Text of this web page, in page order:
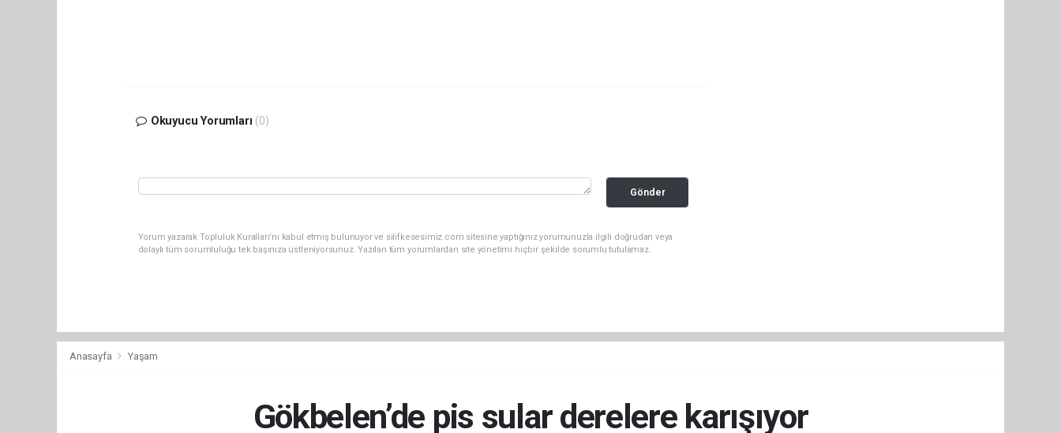
Okuyucu Yorumları (0)
Gönder
Yorum yazarak Topluluk Kuralları’nı kabul etmiş bulunuyor ve silifkesesimiz.com sitesine yaptığınız yorumunuzla ilgili doğrudan veya
dolaylı tüm sorumluluğu tek başınıza üstleniyorsunuz. Yazılan tüm yorumlardan site yönetimi hiçbir şekilde sorumlu tutulamaz.
Anasayfa Yaşam
Gökbelen’de pis sular derelere karışıyor